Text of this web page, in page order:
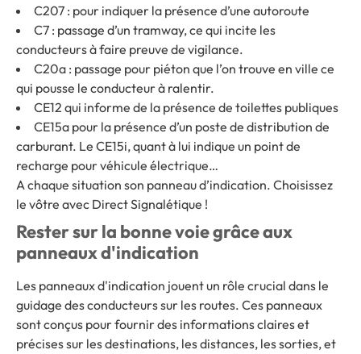
C207 : pour indiquer la présence d’une autoroute
C7 : passage d’un tramway, ce qui incite les
conducteurs à faire preuve de vigilance.
C20a : passage pour piéton que l’on trouve en ville ce
qui pousse le conducteur à ralentir.
CE12 qui informe de la présence de toilettes publiques
CE15a pour la présence d’un poste de distribution de
carburant. Le CE15i, quant à lui indique un point de
recharge pour véhicule électrique…
A chaque situation son panneau d’indication. Choisissez
le vôtre avec Direct Signalétique !
Rester sur la bonne voie grâce aux
panneaux d'indication
Les panneaux d'indication jouent un rôle crucial dans le
guidage des conducteurs sur les routes. Ces panneaux
sont conçus pour fournir des informations claires et
précises sur les destinations, les distances, les sorties, et